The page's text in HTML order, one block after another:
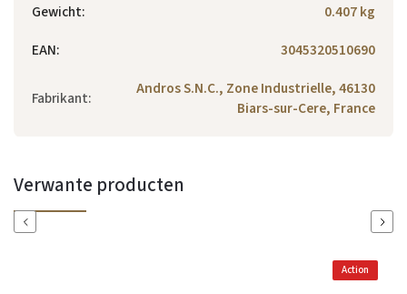
Gewicht:
0.407 kg
EAN: 3045320510690
Fabrikant:
Andros S.N.C., Zone Industrielle, 46130
Biars-sur-Cere, France
Verwante producten
Previous
Action
Next